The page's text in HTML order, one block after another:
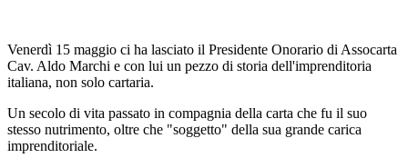
Venerdì 15 maggio ci ha lasciato il Presidente Onorario di Assocarta
Cav. Aldo Marchi e con lui un pezzo di storia dell'imprenditoria
italiana, non solo cartaria.
Un secolo di vita passato in compagnia della carta che fu il suo
stesso nutrimento, oltre che "soggetto" della sua grande carica
imprenditoriale.